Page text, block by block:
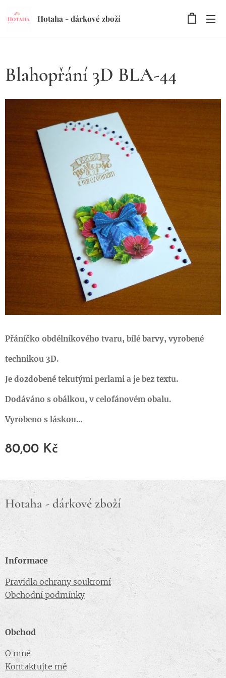
Hotaha - dárkové zboží
Blahopřání 3D BLA-44
Přáníčko obdélníkového tvaru, bílé barvy, vyrobené
technikou 3D.
Je dozdobené tekutými perlami a je bez textu.
Dodáváno s obálkou, v celofánovém obalu.
Vyrobeno s láskou...
80,00 Kč
Hotaha - dárkové zboží
Informace
Pravidla ochrany soukromí
Obchodní podmínky
Obchod
O mně
Kontaktujte mě